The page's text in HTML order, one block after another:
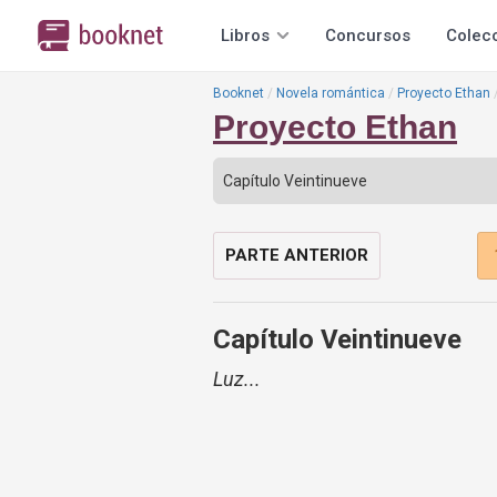
Libros Concursos
Booknet Novela romántica Proyecto Ethan
Proyecto Ethan
PARTE ANTERIOR
Capítulo Veintinueve
Luz...